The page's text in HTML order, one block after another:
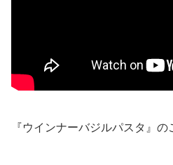
『ウインナーバジルパスタ』の